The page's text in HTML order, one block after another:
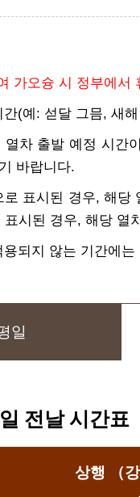
가오슝 시 정부에서
(예: 섣달 그믐, 새
열차 출발 예정 시간
바랍니다.
로 표시된 경우, 해당
표시된 경우, 해당 열
되지 않는 기간에
일
전날 시간표
상행 （